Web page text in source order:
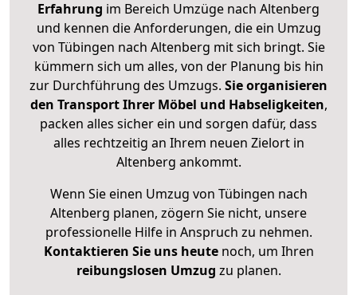
Erfahrung im Bereich Umzüge nach Altenberg
und kennen die Anforderungen, die ein Umzug
von Tübingen nach Altenberg mit sich bringt. Sie
kümmern sich um alles, von der Planung bis hin
zur Durchführung des Umzugs. Sie organisieren
den Transport Ihrer Möbel und Habseligkeiten,
packen alles sicher ein und sorgen dafür, dass
alles rechtzeitig an Ihrem neuen Zielort in
Altenberg ankommt.
Wenn Sie einen Umzug von Tübingen nach
Altenberg planen, zögern Sie nicht, unsere
professionelle Hilfe in Anspruch zu nehmen.
Kontaktieren Sie uns heutenoch, um Ihren
reibungslosen Umzug zu planen.